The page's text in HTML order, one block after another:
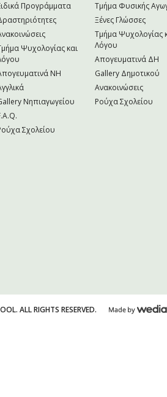
Προγράμματα
Ψυχολογίας και
NH
Νηπιαγωγείου
Σχολείου
Τμήμα Φυσικής
Ξένες Γλώσσες
Τμήμα Ψυχολογίας
Λόγου
Απογευματινά ΔΗ
Gallery Δημοτικού
Ανακοινώσεις
Ρούχα Σχολείου
ALL RIGHTS RESERVED.